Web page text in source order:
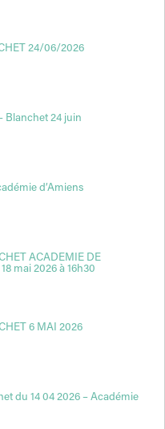
24/06/2026
Blanchet 24 juin
d’Amiens
ACADEMIE DE
mai 2026 à 16h30
6 MAI 2026
du 14 04 2026 – Académie